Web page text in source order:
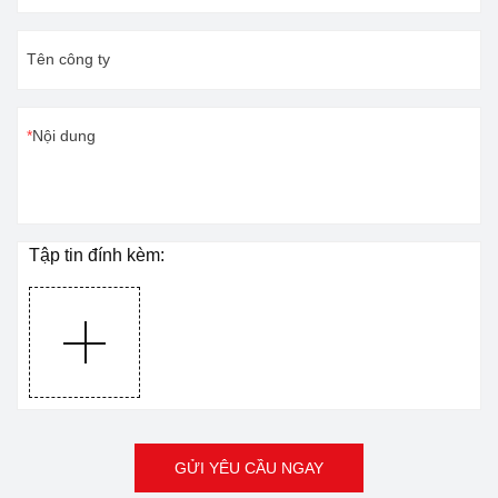
lại vị trí đánh dấu trước đó
đánh dấu. Thiết kế của nó
hệ với chúng tôi để biết
thêm chi tiết.
Tên công ty
Nội dung
Tập tin đính kèm:
GỬI YÊU CẦU NGAY